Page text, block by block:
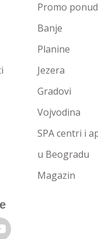
Promo
Banje
Planine
Jezera
Gradovi
Vojvodina
SPA centri i
u Beogradu
Magazin